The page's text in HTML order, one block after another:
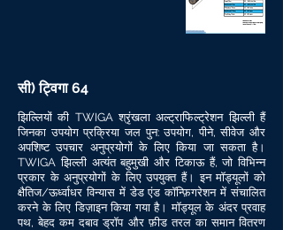
सी) ट्विगा 64
झिल्लियों की TWIGA श्रृंखला अल्ट्राफिल्ट्रेशन झिल्ली हैं
जिनका उपयोग प्रक्रिया जल पुन: उपयोग, पीने, सीवेज और
अपशिष्ट उपचार अनुप्रयोगों के लिए किया जा सकता है।
TWIGA झिल्ली अत्यंत बहुमुखी और टिकाऊ हैं, जो विभिन्न
प्रकार के अनुप्रयोगों के लिए उपयुक्त हैं। इन मॉड्यूलों को
क्षैतिज/ऊर्ध्वाधर विन्यास में डेड एंड कॉन्फ़िगरेशन में संचालित
करने के लिए डिज़ाइन किया गया है। मॉड्यूल के अंदर प्रवाह
पथ, बेहद कम दबाव ड्रॉप और फ़ीड तरल का समान वितरण